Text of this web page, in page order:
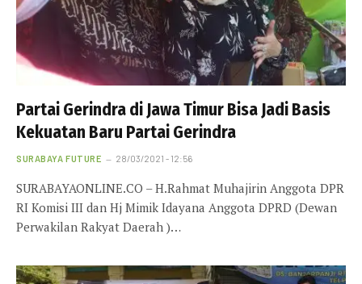
Partai Gerindra di Jawa Timur Bisa Jadi Basis
Kekuatan Baru Partai Gerindra
SURABAYA FUTURE 28/03/2021 - 12:56
SURABAYAONLINE.CO – H.Rahmat Muhajirin Anggota DPR
RI Komisi III dan Hj Mimik Idayana Anggota DPRD (Dewan
Perwakilan Rakyat Daerah )…